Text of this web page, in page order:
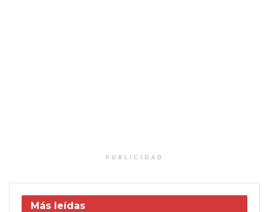
PUBLICIDAD
Más leídas